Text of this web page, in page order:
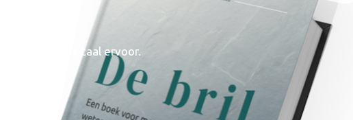
was dan de taal ervoor.